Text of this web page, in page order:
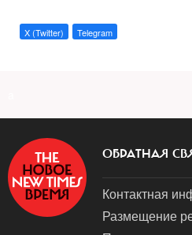
X (Twitter) Telegram
ОБРАТНАЯ
Контактная
Размещение